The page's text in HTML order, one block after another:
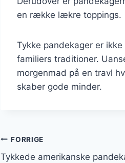
en række lækre toppings.
Tykke pandekager er
familiers traditioner.
morgenmad på en travl
skaber gode minder.
Indlægsnavigation
FORRIGE
Tykkede amerikanske